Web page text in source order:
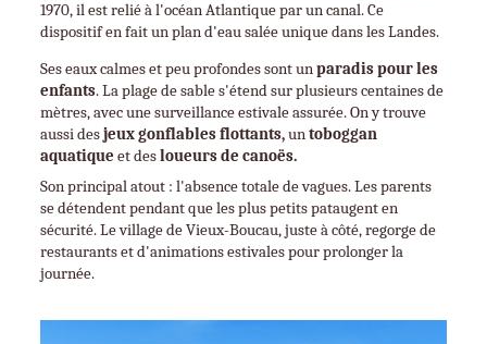
1970, il est relié à l'océan Atlantique par un canal. Ce
dispositif en fait un plan d'eau salée unique dans les Landes.
Ses eaux calmes et peu profondes sont un paradis pour les
enfants. La plage de sable s'étend sur plusieurs centaines de
mètres, avec une surveillance estivale assurée. On y trouve
aussi des jeux gonflables flottants, un toboggan
aquatique et des loueurs de canoës.
Son principal atout : l'absence totale de vagues. Les parents
se détendent pendant que les plus petits pataugent en
sécurité. Le village de Vieux-Boucau, juste à côté, regorge de
restaurants et d'animations estivales pour prolonger la
journée.